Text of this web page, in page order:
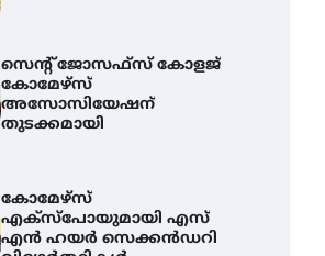
സെന്റ് ജോസഫ്സ് കോളജ്
കോമേഴ്‌സ്
അസോസിയേഷന്
തുടക്കമായി
കോമേഴ്സ്
എക്സ്പോയുമായി എസ്
എൻ ഹയർ സെക്കൻഡറി